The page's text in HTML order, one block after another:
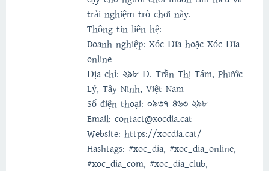
trải nghiệm trò chơi này.
Thông tin liên hệ:
Doanh nghiệp: Xóc Đĩa hoặc Xóc Đĩa
online
Địa chỉ: 298 Đ. Trần Thị Tám, Phước
Lý, Tây Ninh, Việt Nam
Số điện thoại: 0937 463 298
Email: contact@xocdia.cat
Website: https://xocdia.cat/
Hashtags: #xoc_dia, #xoc_dia_online,
#xoc_dia_com, #xoc_dia_club,